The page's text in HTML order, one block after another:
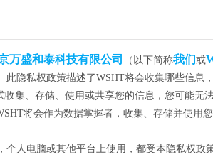
万盛和泰科技有限公司 （以下简称我们或
隐私权政策描述了WSHT将会收集哪些信息
集、存储、使用或共享您的信息，您可能无
将会作为数据掌握者，收集、存储并使用
人电脑或其他平台上使用，都受本隐私权政